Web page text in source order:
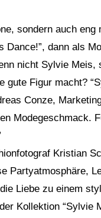
sondern auch
Dance!”, dann als
nicht Sylvie
gute Figur macht?
Conze,
Modegeschmack.
Kristian
Partyatmosphäre,
Liebe zu einem
Kollektion “Sylvie